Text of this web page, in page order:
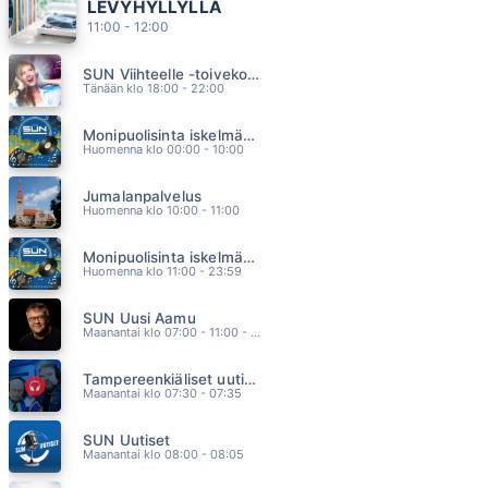
SINÄ OLET AURINKO
MUOTITIETOINEN
MANSIKKAMÄKI
VILLEJA LUPIINEJA
LEVYHYLLYLLÄ
11:00 - 12:00
SUN Viihteelle -toivekonsertti
Tänään klo 18:00 - 22:00
Monipuolisinta iskelmää ja parasta poppia
Huomenna klo 00:00 - 10:00
Jumalanpalvelus
Huomenna klo 10:00 - 11:00
Monipuolisinta iskelmää ja parasta poppia
Huomenna klo 11:00 - 23:59
SUN Uusi Aamu
Maanantai klo 07:00 - 11:00 - Studiossa: Kimmo Hoivassilta
Tampereenkiäliset uutiset
Maanantai klo 07:30 - 07:35
SUN Uutiset
Maanantai klo 08:00 - 08:05